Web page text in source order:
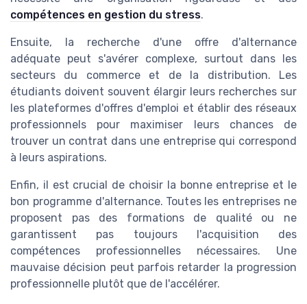
compétences en gestion du stress.
Ensuite, la recherche d'une offre d'alternance
adéquate peut s'avérer complexe, surtout dans les
secteurs du commerce et de la distribution. Les
étudiants doivent souvent élargir leurs recherches sur
les plateformes d'offres d'emploi et établir des réseaux
professionnels pour maximiser leurs chances de
trouver un contrat dans une entreprise qui correspond
à leurs aspirations.
Enfin, il est crucial de choisir la bonne entreprise et le
bon programme d'alternance. Toutes les entreprises ne
proposent pas des formations de qualité ou ne
garantissent pas toujours l'acquisition des
compétences professionnelles nécessaires. Une
mauvaise décision peut parfois retarder la progression
professionnelle plutôt que de l'accélérer.